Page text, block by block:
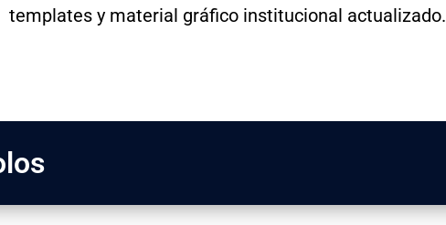
templates y material gráfico institucional actualizado.